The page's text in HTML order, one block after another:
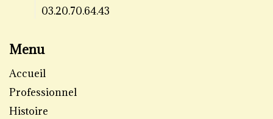
03.20.70.64.43
Menu
Accueil
Professionnel
Histoire